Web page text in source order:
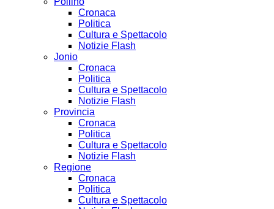
Cronaca
Politica
Cultura e Spettacolo
Notizie Flash
Jonio
Cronaca
Politica
Cultura e Spettacolo
Notizie Flash
Provincia
Cronaca
Politica
Cultura e Spettacolo
Notizie Flash
Regione
Cronaca
Politica
Cultura e Spettacolo